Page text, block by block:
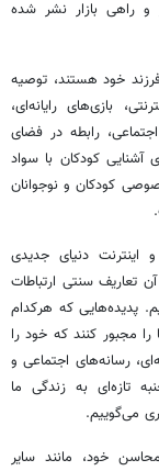
راهی بازار نشر شده
خود هستند، توصیه
بازی‌های رایانه‌ای،
رابطه در فضای
آشنایی کودکان با سواد
کودکان و نوجوانان
دنیای جدیدی
تعاریف سنتی ارتباطات
پدیده‌هایی که هرکدام
مجبور کنند که خود را
رسانه‌های اجتماعی و
تازه‌ای به زندگی ما
می‌گوییم.
خود، مانند سایر